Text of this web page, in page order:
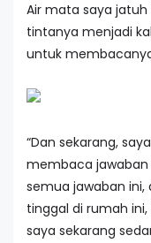
Air mata saya
tintanya menjadi
untuk
“Dan sekarang,
membaca jawaban
semua jawaban
tinggal di rumah
saya sekarang